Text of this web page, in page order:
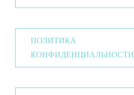
ПОЛИТИКА
КОНФИДЕНЦИАЛЬНОСТИ